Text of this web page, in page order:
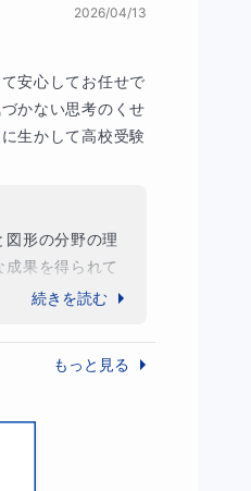
2026/04/13
安心してお任せで
かない思考のくせ
生かして高校受験
形の分野の理
果を得られて
きていました
続きを読む
もっと見る